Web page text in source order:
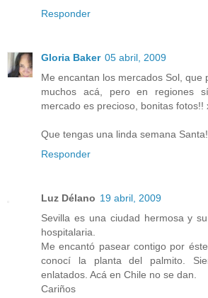
Responder
Gloria Baker 05 abril, 2009
Me encantan los mercados Sol, que
muchos acá, pero en regiones
mercado es precioso, bonitas fotos!!
Que tengas una linda semana Santa!
Responder
Luz Délano 19 abril, 2009
Sevilla es una ciudad hermosa y
hospitalaria.
Me encantó pasear contigo por
conocí la planta del palmito.
enlatados. Acá en Chile no se dan.
Cariños